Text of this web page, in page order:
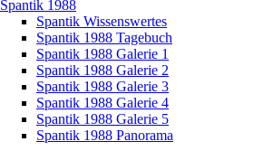
Spantik 1988
Spantik Wissenswertes
Spantik 1988 Tagebuch
Spantik 1988 Galerie 1
Spantik 1988 Galerie 2
Spantik 1988 Galerie 3
Spantik 1988 Galerie 4
Spantik 1988 Galerie 5
Spantik 1988 Panorama